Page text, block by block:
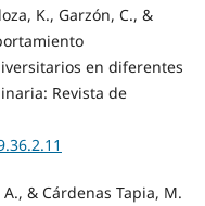
K., Garzón, C., &
en diferentes
Revista de
& Cárdenas Tapia, M.